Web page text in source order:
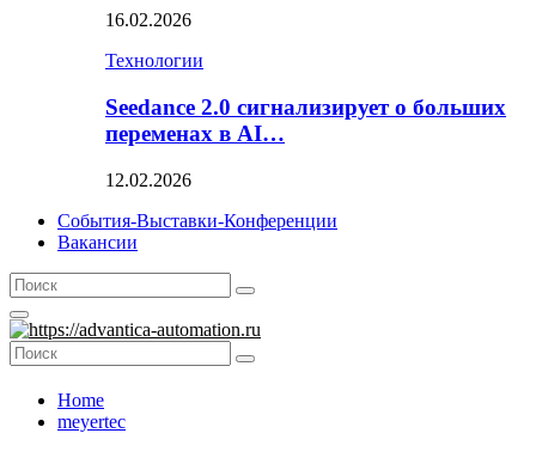
16.02.2026
Технологии
Seedance 2.0 сигнализирует о больших
переменах в AI…
12.02.2026
События-Выставки-Конференции
Вакансии
Search
for:
Search
Primary
Menu
Search
for:
Search
Home
meyertec